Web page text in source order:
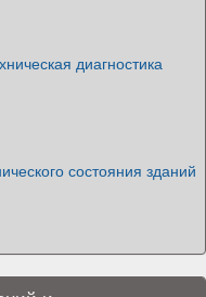
диагностика
состояния зданий